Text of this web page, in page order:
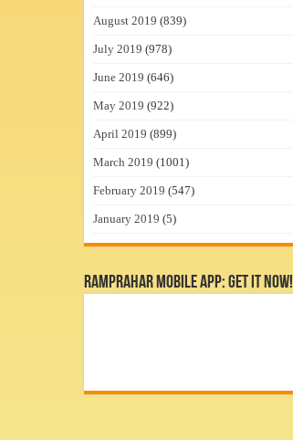
August 2019 (839)
July 2019 (978)
June 2019 (646)
May 2019 (922)
April 2019 (899)
March 2019 (1001)
February 2019 (547)
January 2019 (5)
RamPrahar Mobile App: Get it Now!